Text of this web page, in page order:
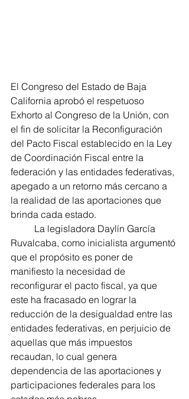
El Congreso del Estado de Baja
California aprobó el respetuoso
Exhorto al Congreso de la Unión, con
el fin de solicitar la Reconfiguración
del Pacto Fiscal establecido en la Ley
de Coordinación Fiscal entre la
federación y las entidades federativas,
apegado a un retorno más cercano a
la realidad de las aportaciones que
brinda cada estado.
Ruvalcaba, como inicialista argumentó
que el propósito es poner de
manifiesto la necesidad de
reconfigurar el pacto fiscal, ya que
este ha fracasado en lograr la
reducción de la desigualdad entre las
entidades federativas, en perjuicio de
aquellas que más impuestos
recaudan, lo cual genera
dependencia de las aportaciones y
participaciones federales para los